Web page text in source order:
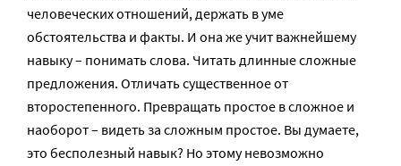
человеческих отношений, держать в уме
обстоятельства и факты. И она же учит важнейшему
навыку – понимать слова. Читать длинные сложные
предложения. Отличать существенное от
второстепенного. Превращать простое в сложное и
наоборот – видеть за сложным простое. Вы думаете,
это бесполезный навык? Но этому невозможно